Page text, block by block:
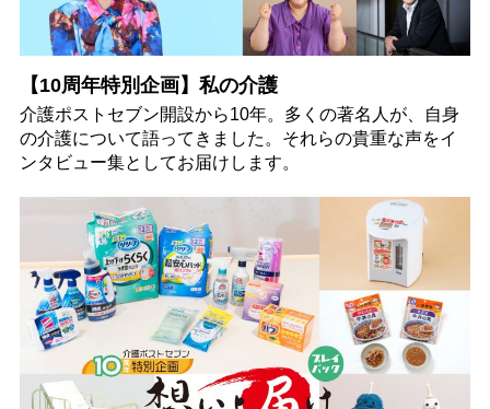
【10周年特別企画】私の介護
介護ポストセブン開設から10年。多くの著名人が、自身
の介護について語ってきました。それらの貴重な声をイ
ンタビュー集としてお届けします。